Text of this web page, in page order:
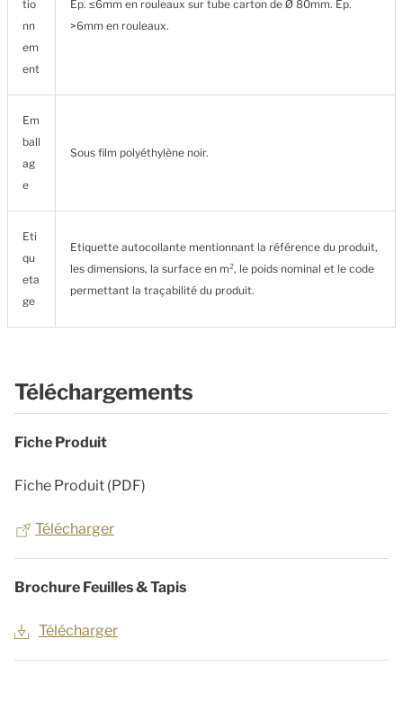
tio
nn
em
ent
Ep. ≤6mm en rouleaux sur tube carton de Ø 80mm. Ep.
>6mm en rouleaux.
Em
ball
ag
e
Sous film polyéthylène noir.
Eti
qu
eta
ge
Etiquette autocollante mentionnant la référence du produit,
les dimensions, la surface en m², le poids nominal et le code
permettant la traçabilité du produit.
Téléchargements
Fiche Produit
Fiche Produit (PDF)
Télécharger
Brochure Feuilles & Tapis
Télécharger